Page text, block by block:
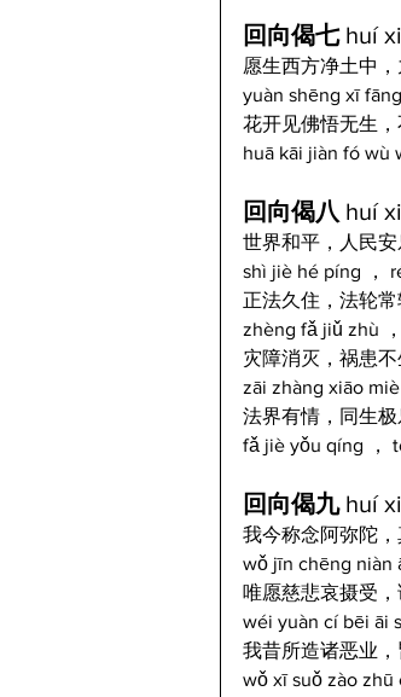
回向偈七 huí
愿生西方净土中
yuàn shēng xī
花开见佛悟无生
huā kāi jiàn fó wù
回向偈八 huí
世界和平，人民安
shì jiè hé píng ，
正法久住，法轮常
zhèng fǎ jiǔ zhù
灾障消灭，祸患不
zāi zhàng xiāo
法界有情，同生极
fǎ jiè yǒu qíng ，
回向偈九 huí
我今称念阿弥陀
wǒ jīn chēng niàn
唯愿慈悲哀摄受
wéi yuàn cí bēi āi
我昔所造诸恶业
wǒ xī suǒ zào zhū